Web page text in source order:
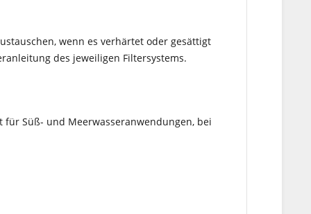
wenn es verhärtet oder gesättigt
des jeweiligen Filtersystems.
für Süß- und Meerwasseranwendungen, bei